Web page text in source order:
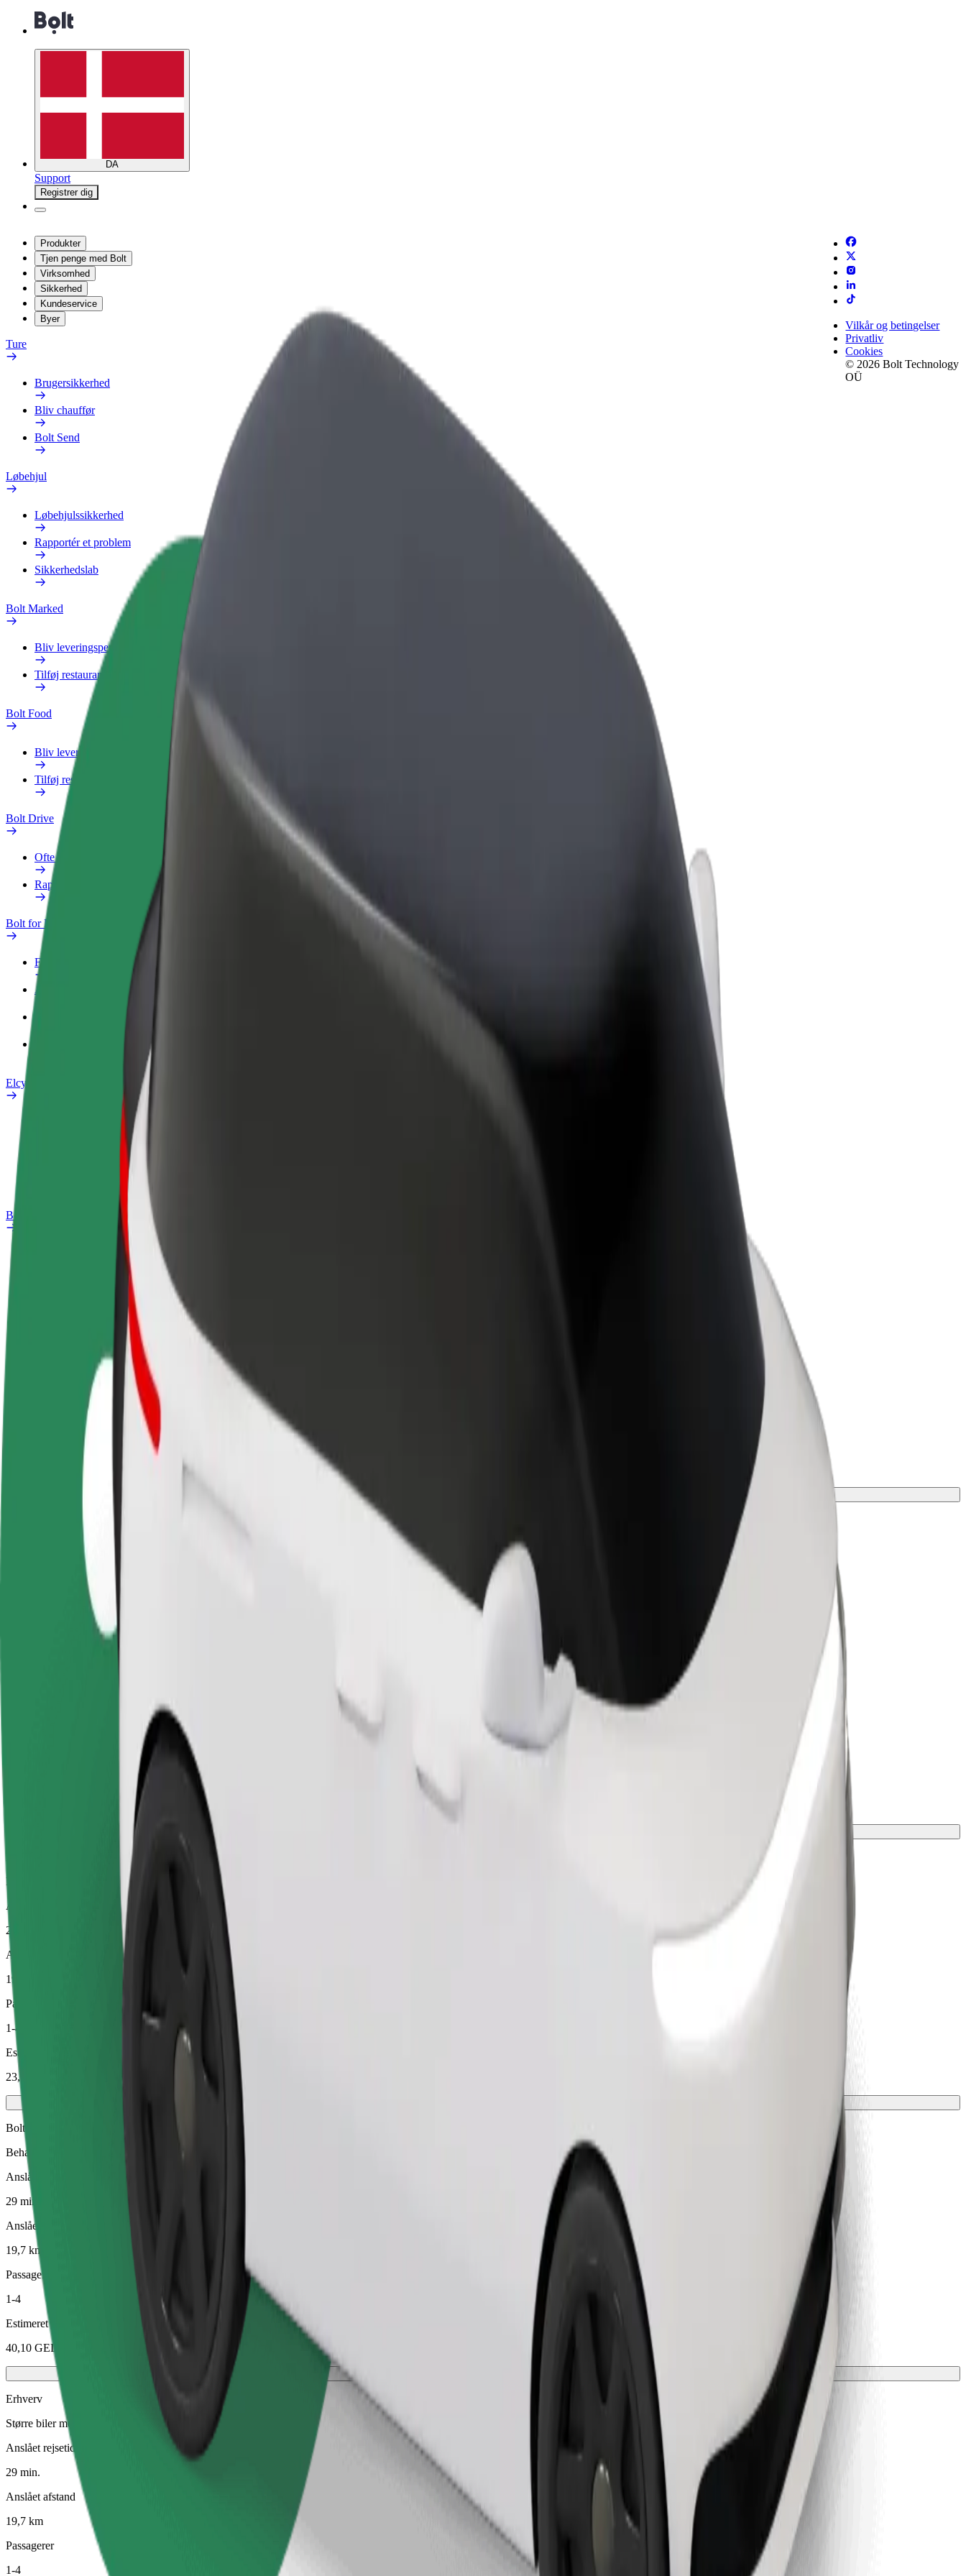
DA
Support
Registrer dig
Produkter
Tjen penge med Bolt
Virksomhed
Sikkerhed
Kundeservice
Byer
Ture
Brugersikkerhed
Bliv chauffør
Bolt Send
Løbehjul
Løbehjulssikkerhed
Rapportér et problem
Sikkerhedslab
Bolt Marked
Bliv leveringsperson
Tilføj restaurant eller butik
Bolt Food
Bliv leveringsperson
Tilføj restaurant eller butik
Bolt Drive
Ofte stillede spørgsmål
Rapportér et køretøj
Bolt for Business
Fordele
Arbejdsprofil
Elcykler
Rapportér et problem
Ofte stillede spørgsmål
Bolt plus
Sådan bliver du medlem
Ofte stillede spørgsmål
Tjen penge på dine
Bliv leveringsperson
Lever mad og få udbetaling
hver uge
Vilkår og betingelser
Privatliv
Cookies
© 2026 Bolt Technology
OÜ
Sådan kommer du fra Sarpi Border Crossing Terminal til Orbi City Block C
Leder du efter den bedste måde at komme fra Sarpi Border Crossing Terminal til Orbi City Block C? Udforsk vores tjenester og find den perfekte til din rejse.
Sarpi Border Crossing Terminal
Orbi City Block C
Komfort og bekvemmelighed er kun et par tryk væk!
Prisbillige ture i almindelige biler
Pålidelige ture i almindelige mellemstore biler.
Anslået rejsetid
29 min.
Anslået afstand
19,7 km
Passagerer
1-4
Estimeret pris
23,90 GEL
Bolt Rejse
Behagelige intercity-rejser
Anslået rejsetid
29 min.
Anslået afstand
19,7 km
Passagerer
1-4
Estimeret pris
40,10 GEL
Erhverv
Større biler med mere benplads og opbevaring
Anslået rejsetid
29 min.
Anslået afstand
19,7 km
Passagerer
1-4